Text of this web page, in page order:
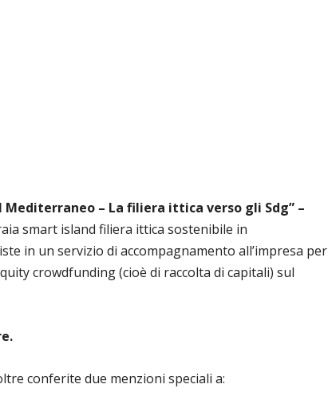
– La filiera ittica verso gli Sdg” –
smart island filiera ittica sostenibile in
in un servizio di accompagnamento all’impresa per
crowdfunding (cioè di raccolta di capitali) sul
conferite due menzioni speciali a: